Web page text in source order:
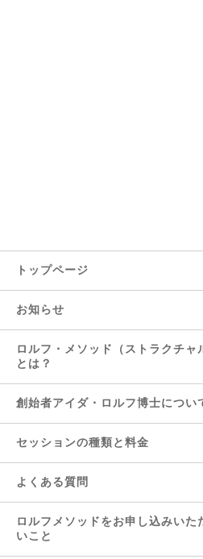
トップページ
お知らせ
ロルフ・メソッド（ストラクチャ
とは？
創始者アイダ・ロルフ博士につい
セッションの種類と料金
よくある質問
ロルフメソッドをお申し込みいた
いこと